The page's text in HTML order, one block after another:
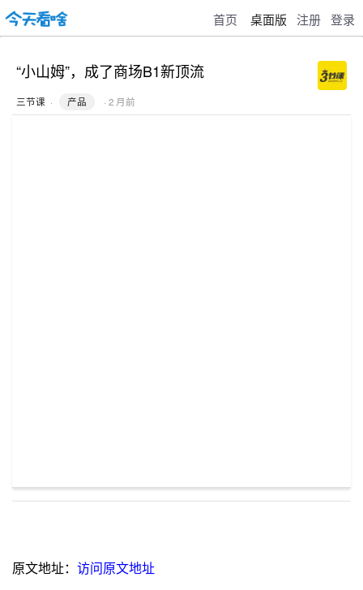
首页 桌面版 注册 登录
“小山姆”，成了商场B1新顶流
三节课 · 产品 · 2 月前
原文地址： 访问原文地址